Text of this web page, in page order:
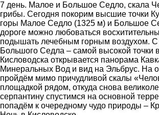
7 день. Малое и Большое Седло, скала
грибы. Сегодня покорим высшие точки
горы Малое Седло (1325 м) и Большое
дороге можно любоваться
подышать лечебным горным воздухом.
Большого Седла – самой высокой точки
Кисловодска открывается панорама
Минеральных Вод и вид на Эльбрус. На
пройдём мимо причудливой скалы
площадкой рядом, откуда снова
серпантину спустимся на основной
попадём к очередному чудо природы –